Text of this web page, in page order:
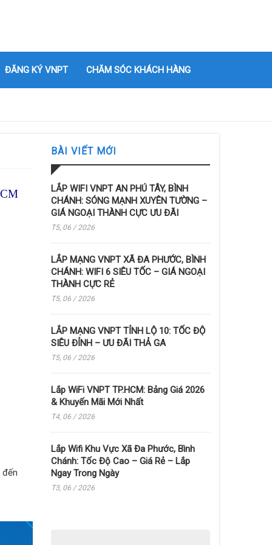
ĐĂNG KÝ VNPT CHĂM SÓC KHÁCH HÀNG
đến
BÀI VIẾT MỚI
LẮP WIFI VNPT AN PHÚ TÂY, BÌNH
CHÁNH: SÓNG MẠNH XUYÊN TƯỜNG –
GIÁ NGOẠI THÀNH CỰC ƯU ĐÃI
T5, 06 / 2026
LẮP MẠNG VNPT XÃ ĐA PHƯỚC, BÌNH
CHÁNH: WIFI 6 SIÊU TỐC – GIÁ NGOẠI
THÀNH CỰC RẺ
T5, 06 / 2026
LẮP MẠNG VNPT TỈNH LỘ 10: TỐC ĐỘ
SIÊU ĐỈNH – ƯU ĐÃI THẢ GA
T5, 06 / 2026
Lắp WiFi VNPT TP.HCM: Bảng Giá 2026
& Khuyến Mãi Mới Nhất
T4, 06 / 2026
Lắp Wifi Khu Vực Xã Đa Phước, Bình
Chánh: Tốc Độ Cao – Giá Rẻ – Lắp
Ngay Trong Ngày
T3, 06 / 2026